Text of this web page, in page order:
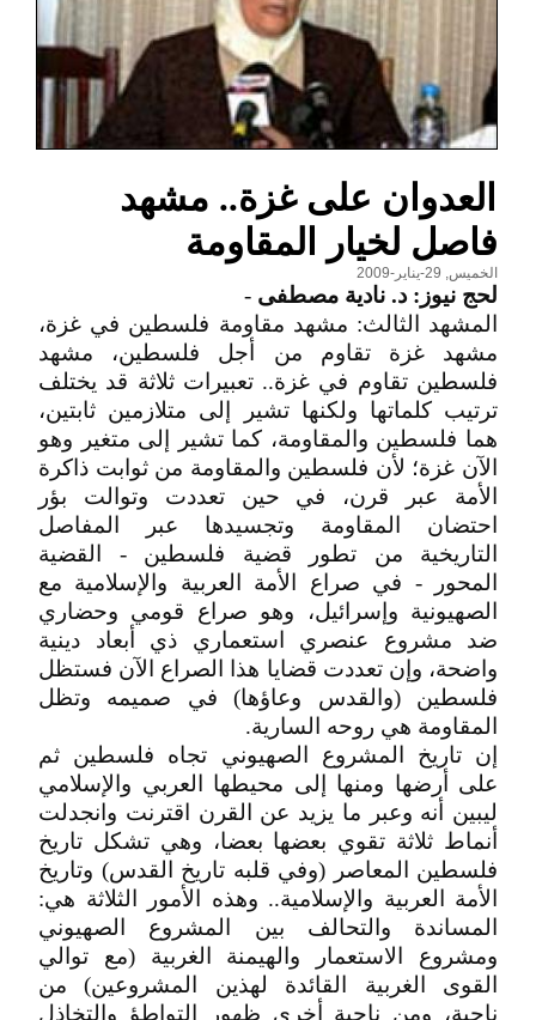
العدوان على غزة.. مشهد
فاصل لخيار المقاومة
الخميس, 29-يناير-2009
لحج نيوز: د. نادية مصطفى -
المشهد الثالث: مشهد مقاومة فلسطين في غزة،
مشهد غزة تقاوم من أجل فلسطين، مشهد
فلسطين تقاوم في غزة.. تعبيرات ثلاثة قد يختلف
ترتيب كلماتها ولكنها تشير إلى متلازمين ثابتين،
هما فلسطين والمقاومة، كما تشير إلى متغير وهو
الآن غزة؛ لأن فلسطين والمقاومة من ثوابت ذاكرة
الأمة عبر قرن، في حين تعددت وتوالت بؤر
احتضان المقاومة وتجسيدها عبر المفاصل
التاريخية من تطور قضية فلسطين - القضية
المحور - في صراع الأمة العربية والإسلامية مع
الصهيونية وإسرائيل، وهو صراع قومي وحضاري
ضد مشروع عنصري استعماري ذي أبعاد دينية
واضحة، وإن تعددت قضايا هذا الصراع الآن فستظل
فلسطين (والقدس وعاؤها) في صميمه وتظل
المقاومة هي روحه السارية.
إن تاريخ المشروع الصهيوني تجاه فلسطين ثم
على أرضها ومنها إلى محيطها العربي والإسلامي
ليبين أنه وعبر ما يزيد عن القرن اقترنت وانجدلت
أنماط ثلاثة تقوي بعضها بعضا، وهي تشكل تاريخ
فلسطين المعاصر (وفي قلبه تاريخ القدس) وتاريخ
الأمة العربية والإسلامية.. وهذه الأمور الثلاثة هي:
المساندة والتحالف بين المشروع الصهيوني
ومشروع الاستعمار والهيمنة الغربية (مع توالي
القوى الغربية القائدة لهذين المشروعين) من
ناحية، ومن ناحية أخرى ظهور التواطؤ والتخاذل